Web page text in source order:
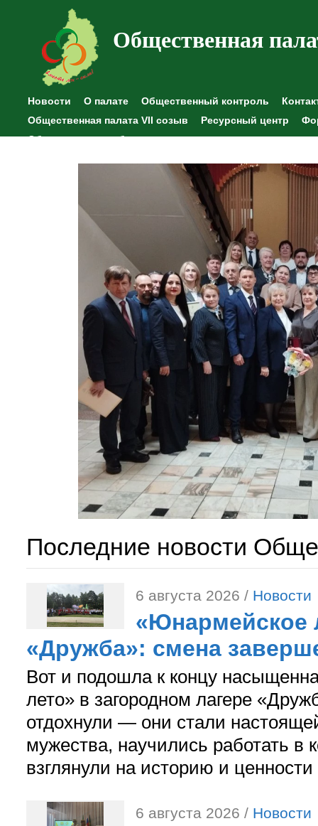
Общественная
Новости О палате Общественный контроль
Общественная палата VII созыв
Ресурсный центр
Общественные наблюдения
Последние новости
6 августа 2026 / Новости
«Юнармейское
«Дружба»: смена
Вот и подошла к концу
лето» в загородном лагере
отдохнули — они стали
мужества, научились работать в
взглянули на историю и
6 августа 2026 / Новости